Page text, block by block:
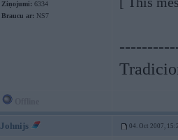
Ziņojumi: 6334
Braucu ar: NS7
Johnijs 04. Oct 2007,